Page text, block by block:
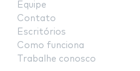
Equipe
Contato
Escritórios
Como funciona
Trabalhe conosco